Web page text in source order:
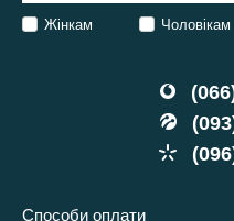
Способи оплати
Жінкам Чоловікам